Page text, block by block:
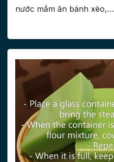
nước mắm ăn bánh xèo,…